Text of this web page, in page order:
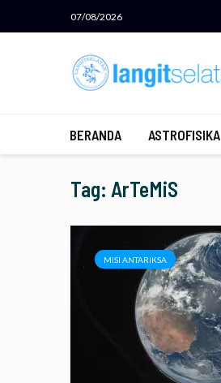
07/08/2026
BERANDA ASTROFISIKA
Tag: ArTeMiS
MISI ANTARIKSA